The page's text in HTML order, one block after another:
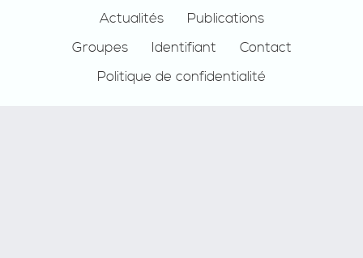
Actualités
Publications
Groupes
Identifiant
Contact
Politique de confidentialité